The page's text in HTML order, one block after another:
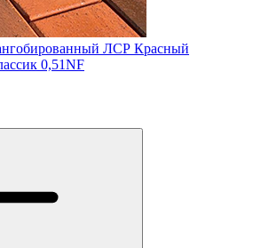
ЛСР Красный
0,51NF